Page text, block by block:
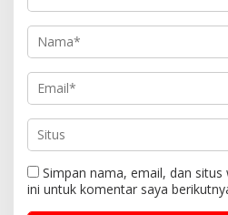
Simpan nama, email, dan
ini untuk komentar saya